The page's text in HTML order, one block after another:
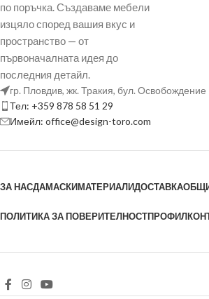
по поръчка. Създаваме мебели
изцяло според вашия вкус и
пространство — от
първоначалната идея до
последния детайл.
гр. Пловдив, жк. Тракия, бул.
Тел: +359 878 58 51 29
Имейл: office@design-toro.com
ЗА НАСДАМАСКИМАТЕРИАЛИДОСТАВКА
ПОЛИТИКА ЗА ПОВЕРИТЕЛНОСТПРОФИЛ